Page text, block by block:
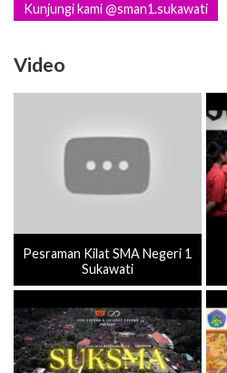
Kunjungi kami @sman1.sukawati
Video
Pesraman Kilat SMA Negeri 1
Sukawati